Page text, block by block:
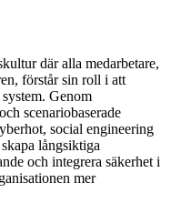
där alla medarbetare,
förstår sin roll i att
Genom
scenariobaserade
social engineering
långsiktiga
och integrera säkerhet i
mer